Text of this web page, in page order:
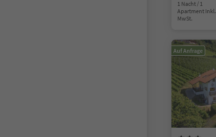
1 Nacht / 1
Apartment Inkl.
MwSt.
Auf Anfrage